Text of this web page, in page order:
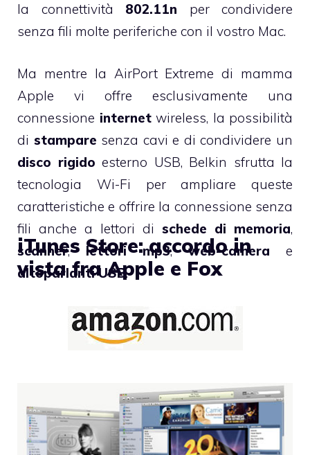
la connettività 802.11n per condividere
senza fili molte periferiche con il vostro Mac.
Ma mentre la AirPort Extreme di mamma
Apple vi offre esclusivamente una
connessione internetwireless, la possibilità
di stampare senza cavi e di condividere un
disco rigido esterno USB, Belkin sfrutta la
tecnologia Wi-Fi per ampliare queste
caratteristiche e offrire la connessione senza
fili anche a lettori di schede di memoria,
scanner, lettori mp3,web-camera e
altoparlanti USB .
iTunes Store: accordo in
vista fra Apple e Fox